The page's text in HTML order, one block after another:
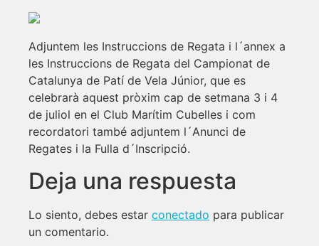
Adjuntem les Instruccions de Regata i l´annex a
les Instruccions de Regata del Campionat de
Catalunya de Patí de Vela Júnior, que es
celebrarà aquest pròxim cap de setmana 3 i 4
de juliol en el Club Marítim Cubelles i com
recordatori també adjuntem l´Anunci de
Regates i la Fulla d´Inscripció.
Deja una respuesta
Lo siento, debes estar conectado para publicar
un comentario.